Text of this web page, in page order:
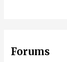
Forums